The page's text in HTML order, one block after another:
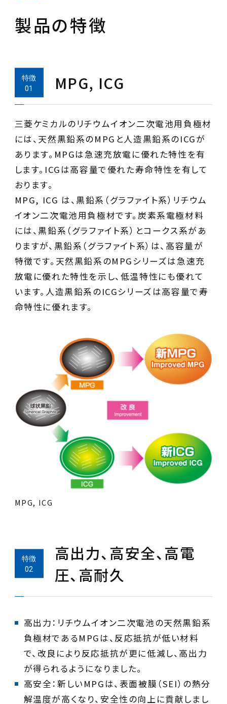
製品の特徴
MPG, ICG
三菱ケミカルのリチウムイオン二次電池用負極材
には、天然黒鉛系のMPGと人造黒鉛系のICGが
あります。MPGは急速充放電に優れた特性を有
します。ICGは高容量で優れた寿命特性を有して
おります。
MPG, ICG は、黒鉛系（グラファイト系）リチウム
イオン二次電池用負極材です。炭素系電極材料
には、黒鉛系（グラファイト系）とコークス系があ
りますが、黒鉛系（グラファイト系）は、高容量が
特徴です。天然黒鉛系のMPGシリーズは急速充
放電に優れた特性を示し、低温特性にも優れて
います。人造黒鉛系のICGシリーズは高容量で寿
命特性に優れます。
MPG, ICG
高出力、高安全、高電
圧、高耐久
高出力：リチウムイオン二次電池の天然黒鉛系
負極材であるMPGは、反応抵抗が低い材料
で、改良により反応抵抗が更に低減し、高出力
が得られるようになりました。
高安全：新しいMPGは、表面被膜（SEI）の熱分
解温度が高くなり、安全性の向上に貢献しまし